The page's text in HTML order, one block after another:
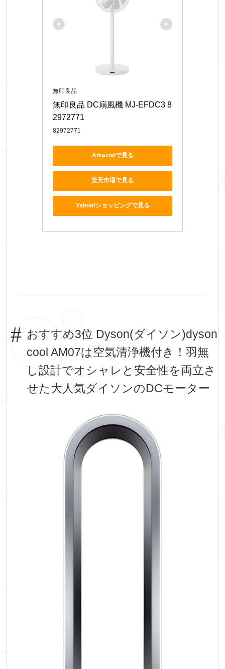
無印良品
無印良品 DC扇風機 MJ-EFDC3 8
2972771
82972771
Amazonで見る
楽天市場で見る
Yahoo!ショッピングで見る
おすすめ3位 Dyson(ダイソン)dyson
cool AM07は空気清浄機付き！羽無
し設計でオシャレと安全性を両立さ
せた大人気ダイソンのDCモーター